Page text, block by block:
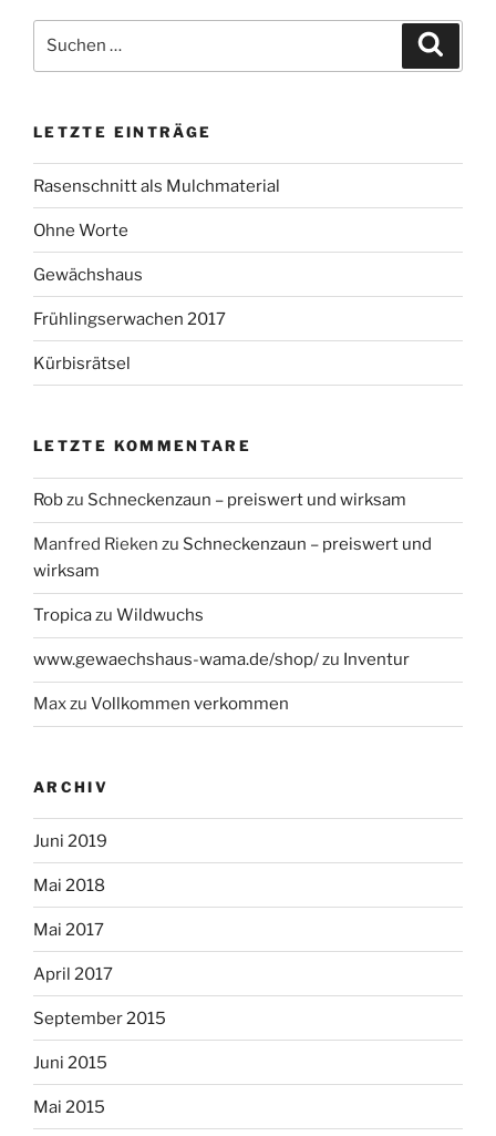
nach:
LETZTE EINTRÄGE
Rasenschnitt als Mulchmaterial
Ohne Worte
Gewächshaus
Frühlingserwachen 2017
Kürbisrätsel
LETZTE KOMMENTARE
Robzu Schneckenzaun – preiswert und wirksam
Manfred Rieken zu Schneckenzaun – preiswert und
wirksam
Tropicazu Wildwuchs
www.gewaechshaus-wama.de/shop/zu Inventur
Maxzu Vollkommen verkommen
ARCHIV
Juni 2019
Mai 2018
Mai 2017
April 2017
September 2015
Juni 2015
Mai 2015